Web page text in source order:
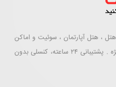
، هتل آپارتمان ، سوئیت و اماکن
اقامتی در مشهد با تخفیف های ویژه . پشتیبانی ۲۴ ساعته، کنسلی بدون